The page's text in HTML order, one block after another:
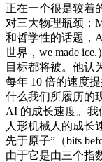
正在一个很是较着
对三大物理瓶颈：
和哲学性的话题，
世界，we made
目标都将被。他认
每年 10 倍的速度
什么我们所履历的
AI 的成长速度。我
人形机械人的成长
先于原子”（bits
由于它是由三个指